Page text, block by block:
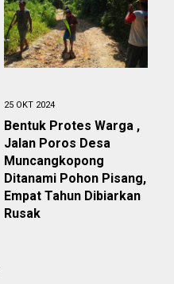
25 OKT 2024
Bentuk Protes Warga ,
Jalan Poros Desa
Muncangkopong
Ditanami Pohon Pisang,
Empat Tahun Dibiarkan
Rusak